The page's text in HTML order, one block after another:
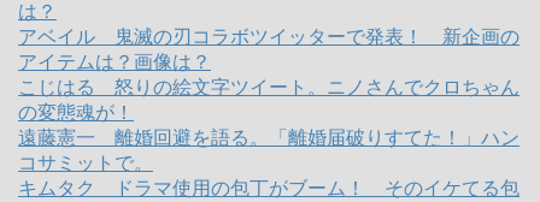
は？
アベイル 鬼滅の刃コラボツイッターで発表！ 新企画の
アイテムは？画像は？
こじはる 怒りの絵文字ツイート。ニノさんでクロちゃん
の変態魂が！
遠藤憲一 離婚回避を語る。「離婚届破りすてた！」ハン
コサミットで。
キムタク ドラマ使用の包丁がブーム！ そのイケてる包